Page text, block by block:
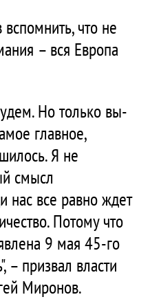
что не
– вся Европа
Но только вы-
главное,
Я не
смысл
нас все равно ждет
Потому что
9 мая 45-го
– призвал власти
Миронов.